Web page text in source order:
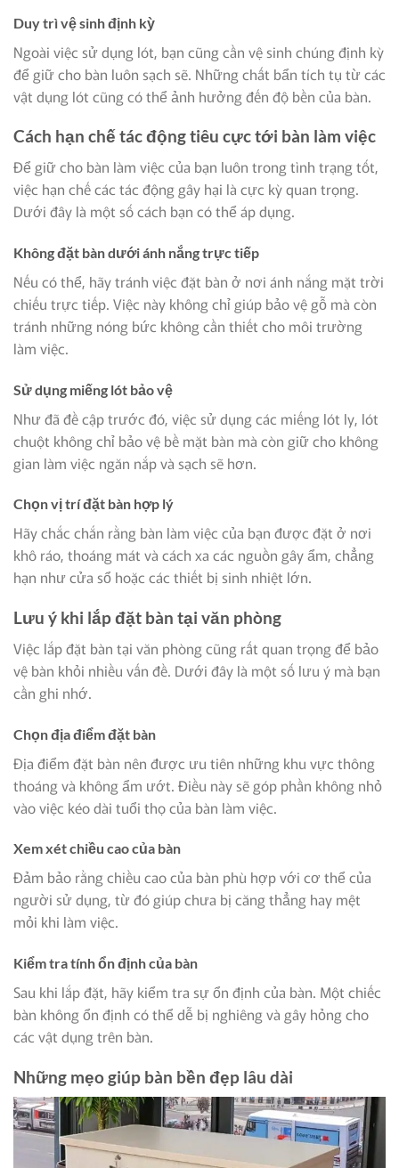
Duy trì vệ sinh định kỳ
Ngoài việc sử dụng lót, bạn cũng cần vệ sinh chúng định kỳ
để giữ cho bàn luôn sạch sẽ. Những chất bẩn tích tụ từ các
vật dụng lót cũng có thể ảnh hưởng đến độ bền của bàn.
Cách hạn chế tác động tiêu cực tới bàn làm việc
Để giữ cho bàn làm việc của bạn luôn trong tình trạng tốt,
việc hạn chế các tác động gây hại là cực kỳ quan trọng.
Dưới đây là một số cách bạn có thể áp dụng.
Không đặt bàn dưới ánh nắng trực tiếp
Nếu có thể, hãy tránh việc đặt bàn ở nơi ánh nắng mặt trời
chiếu trực tiếp. Việc này không chỉ giúp bảo vệ gỗ mà còn
tránh những nóng bức không cần thiết cho môi trường
làm việc.
Sử dụng miếng lót bảo vệ
Như đã đề cập trước đó, việc sử dụng các miếng lót ly, lót
chuột không chỉ bảo vệ bề mặt bàn mà còn giữ cho không
gian làm việc ngăn nắp và sạch sẽ hơn.
Chọn vị trí đặt bàn hợp lý
Hãy chắc chắn rằng bàn làm việc của bạn được đặt ở nơi
khô ráo, thoáng mát và cách xa các nguồn gây ẩm, chẳng
hạn như cửa sổ hoặc các thiết bị sinh nhiệt lớn.
Lưu ý khi lắp đặt bàn tại văn phòng
Việc lắp đặt bàn tại văn phòng cũng rất quan trọng để bảo
vệ bàn khỏi nhiều vấn đề. Dưới đây là một số lưu ý mà bạn
cần ghi nhớ.
Chọn địa điểm đặt bàn
Địa điểm đặt bàn nên được ưu tiên những khu vực thông
thoáng và không ẩm ướt. Điều này sẽ góp phần không nhỏ
vào việc kéo dài tuổi thọ của bàn làm việc.
Xem xét chiều cao của bàn
Đảm bảo rằng chiều cao của bàn phù hợp với cơ thể của
người sử dụng, từ đó giúp chưa bị căng thẳng hay mệt
mỏi khi làm việc.
Kiểm tra tính ổn định của bàn
Sau khi lắp đặt, hãy kiểm tra sự ổn định của bàn. Một chiếc
bàn không ổn định có thể dễ bị nghiêng và gây hỏng cho
các vật dụng trên bàn.
Những mẹo giúp bàn bền đẹp lâu dài